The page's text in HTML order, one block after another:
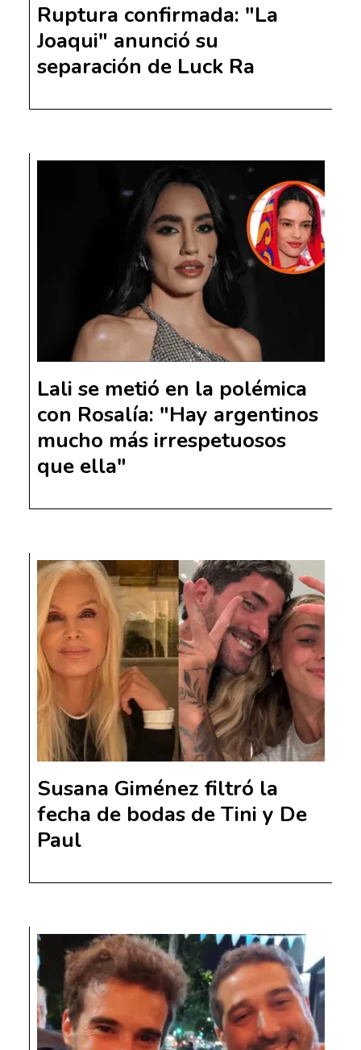
Ruptura confirmada: "La
Joaqui" anunció su
separación de Luck Ra
Lali se metió en la polémica
con Rosalía: "Hay argentinos
mucho más irrespetuosos
que ella"
Susana Giménez filtró la
fecha de bodas de Tini y De
Paul